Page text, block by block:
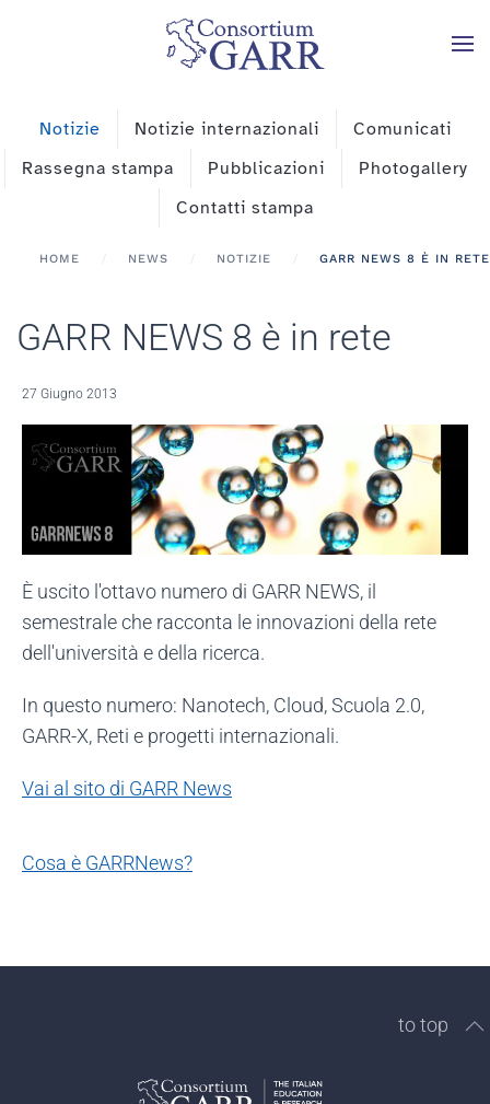
Skip to main content
Notizie Notizie internazionali
Comunicati
Rassegna stampa
Pubblicazioni
Photogallery
Contatti stampa
HOME NEWS NOTIZIE GARR NEWS 8 È IN RETE
GARR NEWS 8 è in rete
27 Giugno 2013
È uscito l'ottavo numero di GARR NEWS, il
semestrale che racconta le innovazioni della rete
dell'università e della ricerca.
In questo numero: Nanotech, Cloud, Scuola 2.0,
GARR-X, Reti e progetti internazionali.
Vai al sito di GARR News
Cosa è GARRNews?
to top